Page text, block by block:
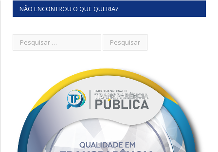
NÃO ENCONTROU O QUE QUERIA?